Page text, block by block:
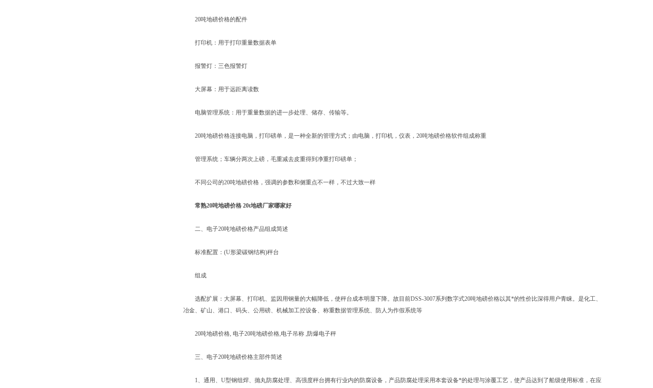
20吨地磅价格的配件
打印机：用于打印重量数据表单
报警灯：三色报警灯
大屏幕：用于远距离读数
电脑管理系统：用于重量数据的进一步处理、储存、传输等。
20吨地磅价格连接电脑，打印磅单，是一种全新的管理方式；由电脑，打印机，仪表，20吨地磅价格软件组成称重
管理系统；车辆分两次上磅，毛重减去皮重得到净重打印磅单；
不同公司的20吨地磅价格，强调的参数和侧重点不一样，不过大致一样
常熟20吨地磅价格 20t地磅厂家哪家好
二、电子20吨地磅价格产品组成简述
标准配置：(U形梁碳钢结构)秤台
组成
选配扩展：大屏幕、打印机、监因用钢量的大幅降低，使秤台成本明显下降。故目前DSS-3007系列数字式20吨地磅价格以其*的性价比深得用户青睐。是化工、
冶金、矿山、港口、码头、公用磅、机械加工控设备、称重数据管理系统、防人为作假系统等
20吨地磅价格, 电子20吨地磅价格,电子吊称 ,防爆电子秤
三、电子20吨地磅价格主部件简述
1、通用、U型钢组焊、抛丸防腐处理、高强度秤台拥有行业内的防腐设备，产品防腐处理采用本套设备*的处理与涂覆工艺，使产品达到了船级使用标准，在应